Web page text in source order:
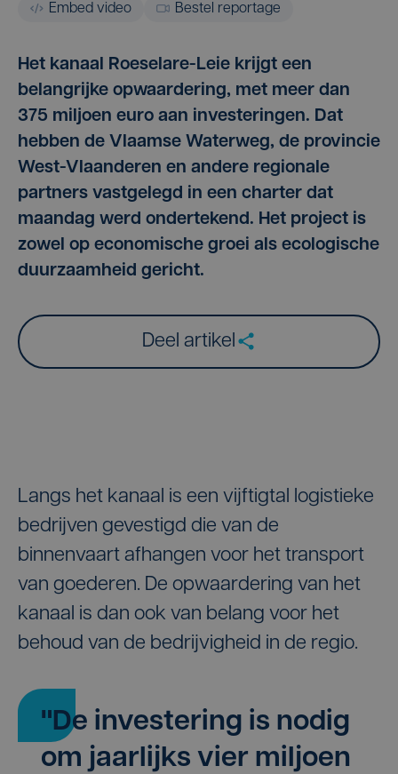
Embed video Bestel reportage
Het kanaal Roeselare-Leie krijgt een
belangrijke opwaardering, met meer dan
375 miljoen euro aan investeringen. Dat
hebben de Vlaamse Waterweg, de provincie
West-Vlaanderen en andere regionale
partners vastgelegd in een charter dat
maandag werd ondertekend. Het project is
zowel op economische groei als ecologische
duurzaamheid gericht.
Deel artikel
Langs het kanaal is een vijftigtal logistieke
bedrijven gevestigd die van de
binnenvaart afhangen voor het transport
van goederen. De opwaardering van het
kanaal is dan ook van belang voor het
behoud van de bedrijvigheid in de regio.
"De investering is nodig
om jaarlijks vier miljoen